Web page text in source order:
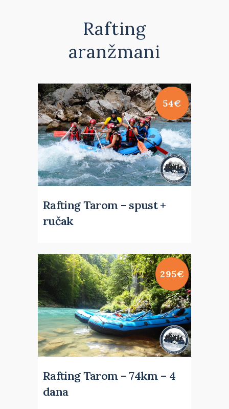
Rafting
aranžmani
54€
Rafting Tarom – spust +
ručak
295€
Rafting Tarom – 74km – 4
dana